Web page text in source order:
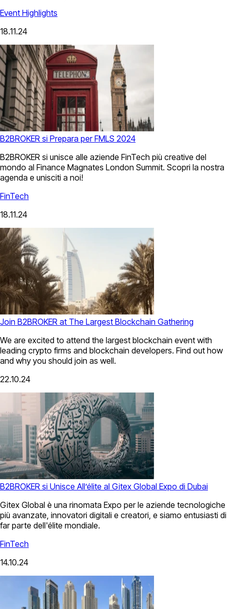
Event Highlights
18.11.24
B2BROKER si Prepara per FMLS 2024
B2BROKER si unisce alle aziende FinTech più creative del
mondo al Finance Magnates London Summit. Scopri la nostra
agenda e unisciti a noi!
FinTech
18.11.24
Join B2BROKER at The Largest Blockchain Gathering
We are excited to attend the largest blockchain event with
leading crypto firms and blockchain developers. Find out how
and why you should join as well.
22.10.24
B2BROKER si Unisce All’élite al Gitex Global Expo di Dubai
Gitex Global è una rinomata Expo per le aziende tecnologiche
più avanzate, innovatori digitali e creatori, e siamo entusiasti di
far parte dell'élite mondiale.
FinTech
14.10.24